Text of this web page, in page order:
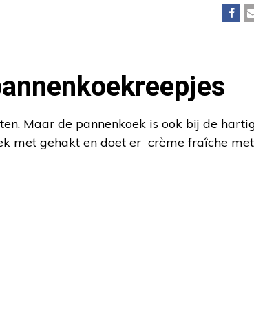
Maar de pannenkoek is ook bij de
met gehakt en doet er crème fraîche met